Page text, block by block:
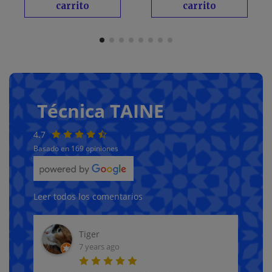
carrito carrito
Técnica TAINE
4.7
Basado en 169 opiniones
Leer todos los comentarios
Familia Panda
6 months ago